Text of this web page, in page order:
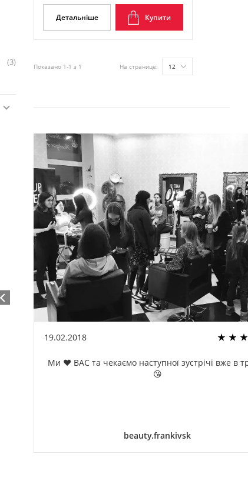
(3)
Детальніше Купити
Показано 1-1 з 1 На странице: 12
19.02.2018
Ми ❤️ ВАС та чекаємо наступної зустрічі вже в
😘
beauty.frankivsk